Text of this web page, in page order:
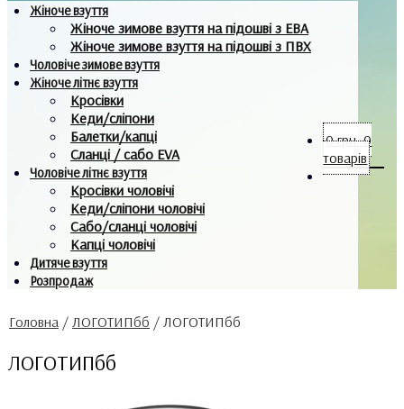
Жіноче взуття
Жіноче зимове взуття на підошві з ЕВА
Жіноче зимове взуття на підошві з ПВХ
Чоловіче зимове взуття
Жіноче літнє взуття
Кросівки
Кеди/сліпони
Балетки/капці
Сланці / сабо EVA
Чоловіче літнє взуття
Кросівки чоловічі
Кеди/сліпони чоловічі
Сабо/сланці чоловічі
Капці чоловічі
Дитяче взуття
Розпродаж
0грн. 0
товарів
Головна / ЛОГОТИПбб / ЛОГОТИПбб
ЛОГОТИПбб